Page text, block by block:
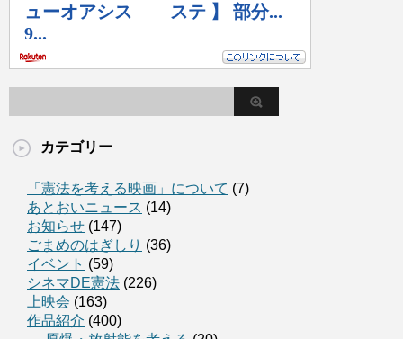
カテゴリー
「憲法を考える映画」について (7)
あとおいニュース (14)
お知らせ (147)
ごまめのはぎしり (36)
イベント (59)
シネマDE憲法 (226)
上映会 (163)
作品紹介 (400)